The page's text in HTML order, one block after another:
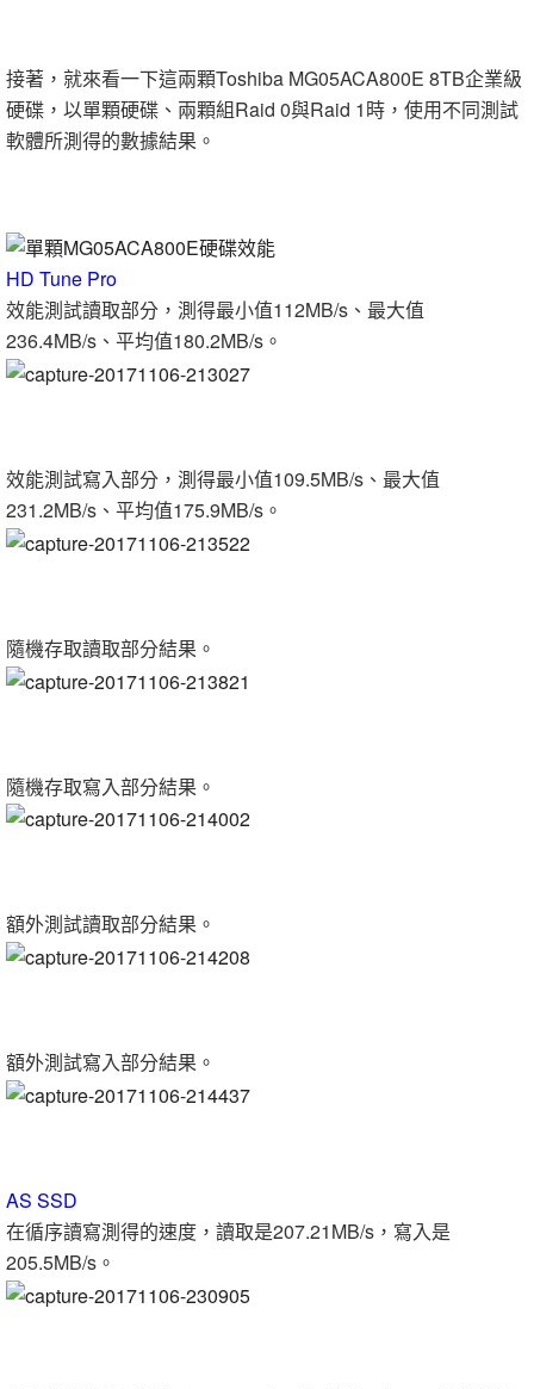
接著，就來看一下這兩顆Toshiba MG05ACA800E 8TB企業級
硬碟，以單顆硬碟、兩顆組Raid 0與Raid 1時，使用不同測試
軟體所測得的數據結果。
HD Tune Pro
效能測試讀取部分，測得最小值112MB/s、最大值
236.4MB/s、平均值180.2MB/s。
效能測試寫入部分，測得最小值109.5MB/s、最大值
231.2MB/s、平均值175.9MB/s。
隨機存取讀取部分結果。
隨機存取寫入部分結果。
額外測試讀取部分結果。
額外測試寫入部分結果。
AS SSD
在循序讀寫測得的速度，讀取是207.21MB/s，寫入是
205.5MB/s。